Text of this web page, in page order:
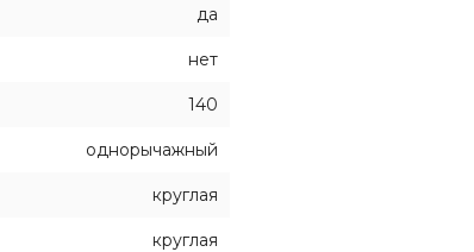
да
нет
140
однорычажный
круглая
круглая